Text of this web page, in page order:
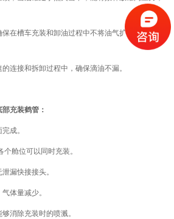
槽车充装和卸油过程中不将油气扩散到大气
接和拆卸过程中，确保滴油不漏。
充装鹤管：
成。
舱位可以同时充装。
漏快接接头。
体量减少。
消除充装时的喷溅。